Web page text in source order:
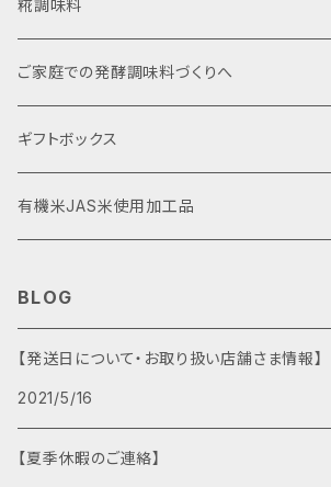
使いやすいカップ入り
自宅で詰め替え袋入り
濃縮タイプ
ストレートタイプ
糀調味料
ご家庭での発酵調味料づくりへ
ギフトボックス
有機米JAS米使用加工品
BLOG
【発送日について・お取り扱い店舗さま情報】
2021/5/16
【夏季休暇のご連絡】